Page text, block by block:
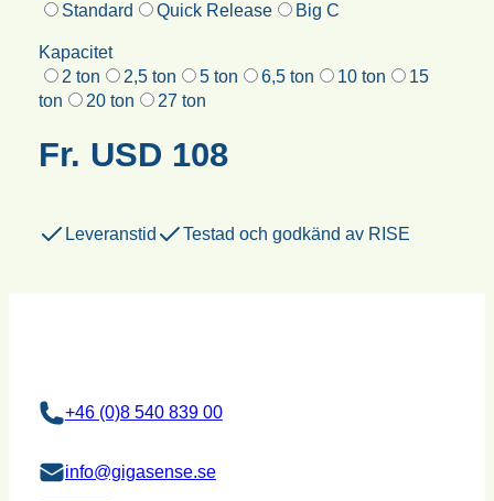
Standard
Quick Release Big C
Kapacitet
2 ton
2,5 ton 5 ton 6,5 ton 10 ton
15
ton
20 ton 27 ton
Fr. USD 108
Leveranstid Testad och godkänd av RISE
+46 (0)8 540 839 00
info@gigasense.se